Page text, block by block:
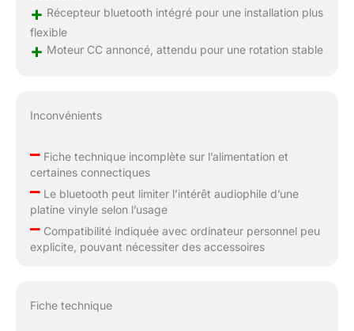
+ Récepteur bluetooth intégré pour une installation plus
flexible
+ Moteur CC annoncé, attendu pour une rotation stable
Inconvénients
–Fiche technique incomplète sur l’alimentation et
certaines connectiques
–Le bluetooth peut limiter l’intérêt audiophile d’une
platine vinyle selon l’usage
–Compatibilité indiquée avec ordinateur personnel peu
explicite, pouvant nécessiter des accessoires
Fiche technique